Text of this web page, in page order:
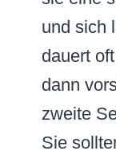
und sich
dauert
dann
zweite
Sie